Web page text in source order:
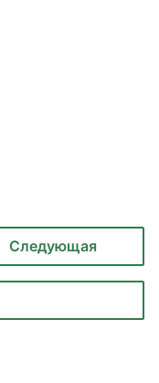
Следующая